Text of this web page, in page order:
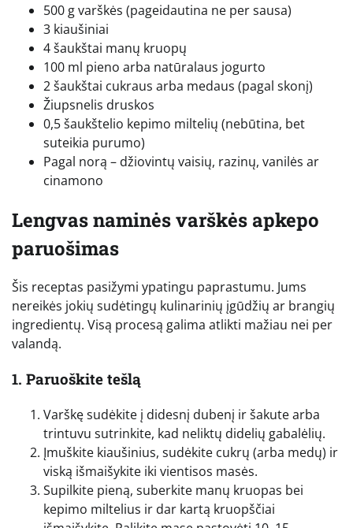
500 g varškės (pageidautina ne per sausa)
3 kiaušiniai
4 šaukštai manų kruopų
100 ml pieno arba natūralaus jogurto
2 šaukštai cukraus arba medaus (pagal skonį)
Žiupsnelis druskos
0,5 šaukštelio kepimo miltelių (nebūtina, bet
suteikia purumo)
Pagal norą – džiovintų vaisių, razinų, vanilės ar
cinamono
Lengvas naminės varškės apkepo
paruošimas
Šis receptas pasižymi ypatingu paprastumu. Jums
nereikės jokių sudėtingų kulinarinių įgūdžių ar brangių
ingredientų. Visą procesą galima atlikti mažiau nei per
valandą.
1. Paruoškite tešlą
Varškę sudėkite į didesnį dubenį ir šakute arba
trintuvu sutrinkite, kad neliktų didelių gabalėlių.
Įmuškite kiaušinius, sudėkite cukrų (arba medų) ir
viską išmaišykite iki vientisos masės.
Supilkite pieną, suberkite manų kruopas bei
kepimo miltelius ir dar kartą kruopščiai